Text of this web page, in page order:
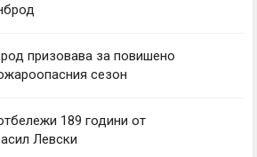
призовава за повишено
сезон
189 години от
Левски